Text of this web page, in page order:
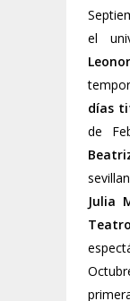
el
días
de
Julia